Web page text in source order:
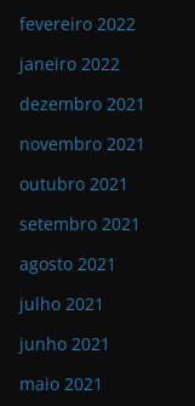
fevereiro 2022
janeiro 2022
dezembro 2021
novembro 2021
outubro 2021
setembro 2021
agosto 2021
julho 2021
junho 2021
maio 2021